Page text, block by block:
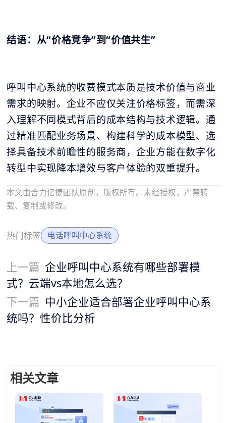
结语：从“价格竞争”到“价值共生”
呼叫中心系统的收费模式本质是技术价值与商业
需求的映射。企业不应仅关注价格标签，而需深
入理解不同模式背后的成本结构与技术逻辑。通
过精准匹配业务场景、构建科学的成本模型、选
择具备技术前瞻性的服务商，企业方能在数字化
转型中实现降本增效与客户体验的双重提升。
本文由合力亿捷团队原创，版权所有。未经授权，严禁转
载、复制或修改。
热门标签 电话呼叫中心系统
上一篇 企业呼叫中心系统有哪些部署模
式？云端vs本地怎么选？
下一篇 中小企业适合部署企业呼叫中心系
统吗？性价比分析
相关文章